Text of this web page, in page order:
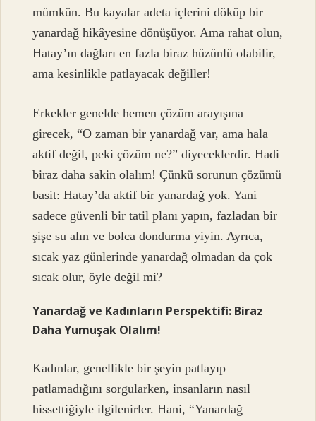
mümkün. Bu kayalar adeta içlerini döküp bir
yanardağ hikâyesine dönüşüyor. Ama rahat olun,
Hatay’ın dağları en fazla biraz hüzünlü olabilir,
ama kesinlikle patlayacak değiller!
Erkekler genelde hemen çözüm arayışına
girecek, “O zaman bir yanardağ var, ama hala
aktif değil, peki çözüm ne?” diyeceklerdir. Hadi
biraz daha sakin olalım! Çünkü sorunun çözümü
basit: Hatay’da aktif bir yanardağ yok. Yani
sadece güvenli bir tatil planı yapın, fazladan bir
şişe su alın ve bolca dondurma yiyin. Ayrıca,
sıcak yaz günlerinde yanardağ olmadan da çok
sıcak olur, öyle değil mi?
Yanardağ ve Kadınların Perspektifi: Biraz
Daha Yumuşak Olalım!
Kadınlar, genellikle bir şeyin patlayıp
patlamadığını sorgularken, insanların nasıl
hissettiğiyle ilgilenirler. Hani, “Yanardağ